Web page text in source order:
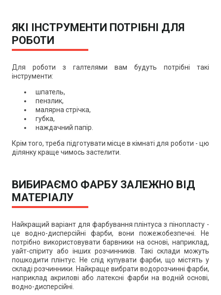
ЯКІ ІНСТРУМЕНТИ ПОТРІБНІ ДЛЯ
РОБОТИ
Для роботи з галтелями вам будуть потрібні такі
інструменти:
шпатель,
пензлик,
малярна стрічка,
губка,
наждачний папір.
Крім того, треба підготувати місце в кімнаті для роботи - цю
ділянку краще чимось застелити.
ВИБИРАЄМО ФАРБУ ЗАЛЕЖНО ВІД
МАТЕРІАЛУ
Найкращий варіант для фарбування плінтуса з пінопласту -
це водно-дисперсійні фарби, вони пожежобезпечні. Не
потрібно використовувати барвники на основі, наприклад,
уайт-спіриту або інших розчинників. Такі склади можуть
пошкодити плінтус. Не слід купувати фарби, що містять у
складі розчинники. Найкраще вибрати водорозчинні фарби,
наприклад акрилові або латексні фарби на водній основі,
водно-дисперсійні.